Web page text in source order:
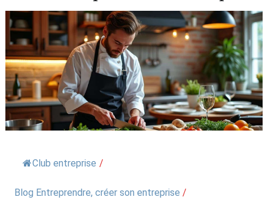
Club entreprise /
Blog Entreprendre, créer son entreprise /